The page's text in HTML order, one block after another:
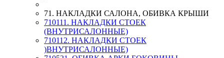
71. НАКЛАДКИ САЛОНА, ОБИВКА КРЫШИ
710111. НАКЛАДКИ СТОЕК
(ВНУТРИСАЛОННЫЕ)
710112. НАКЛАДКИ СТОЕК
)ВНУТРИСАЛОННЫЕ)